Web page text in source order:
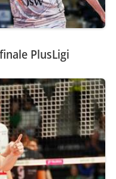
PlusLigi